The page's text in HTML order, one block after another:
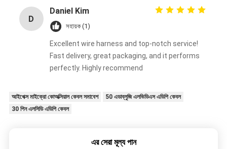
D
Daniel Kim
সহায়ক (1)
Excellent wire harness and top-notch service!
Fast delivery, great packaging, and it performs
perfectly. Highly recommend
আইপেক্স মাইক্রো কোঅক্সিয়াল কেবল সমাবেশ
50 এডাব্লুজি এলভিডিএস এডিপি কেবল
30 পিন এলসিডি এডিপি কেবল
এর সেরা মূল্য পান